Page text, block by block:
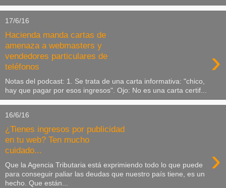
17/6/16
Hacienda manda cartas de
amenaza a webmasters y
vendedores particulares de
teléfonos
›
Notas del podcast: 1. Se trata de una carta informativa: "chico,
hay que pagar por esos ingresos". Ojo: No es una carta certif...
16/6/16
¿Tienes ingresos por publicidad
en tu web? Ten mucho
cuidado...
›
Que la Agencia Tributaria está exprimiendo todo lo que puede
para conseguir paliar las deudas que nuestro país tiene, es un
hecho. Que están...